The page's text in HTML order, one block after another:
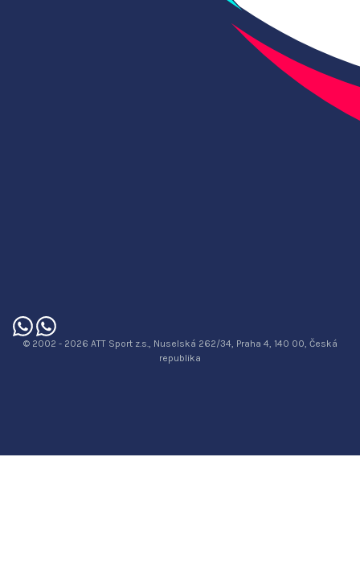
© 2002 - 2026 ATT Sport z.s., Nuselská 262/34, Praha 4, 140 00, Česká
republika